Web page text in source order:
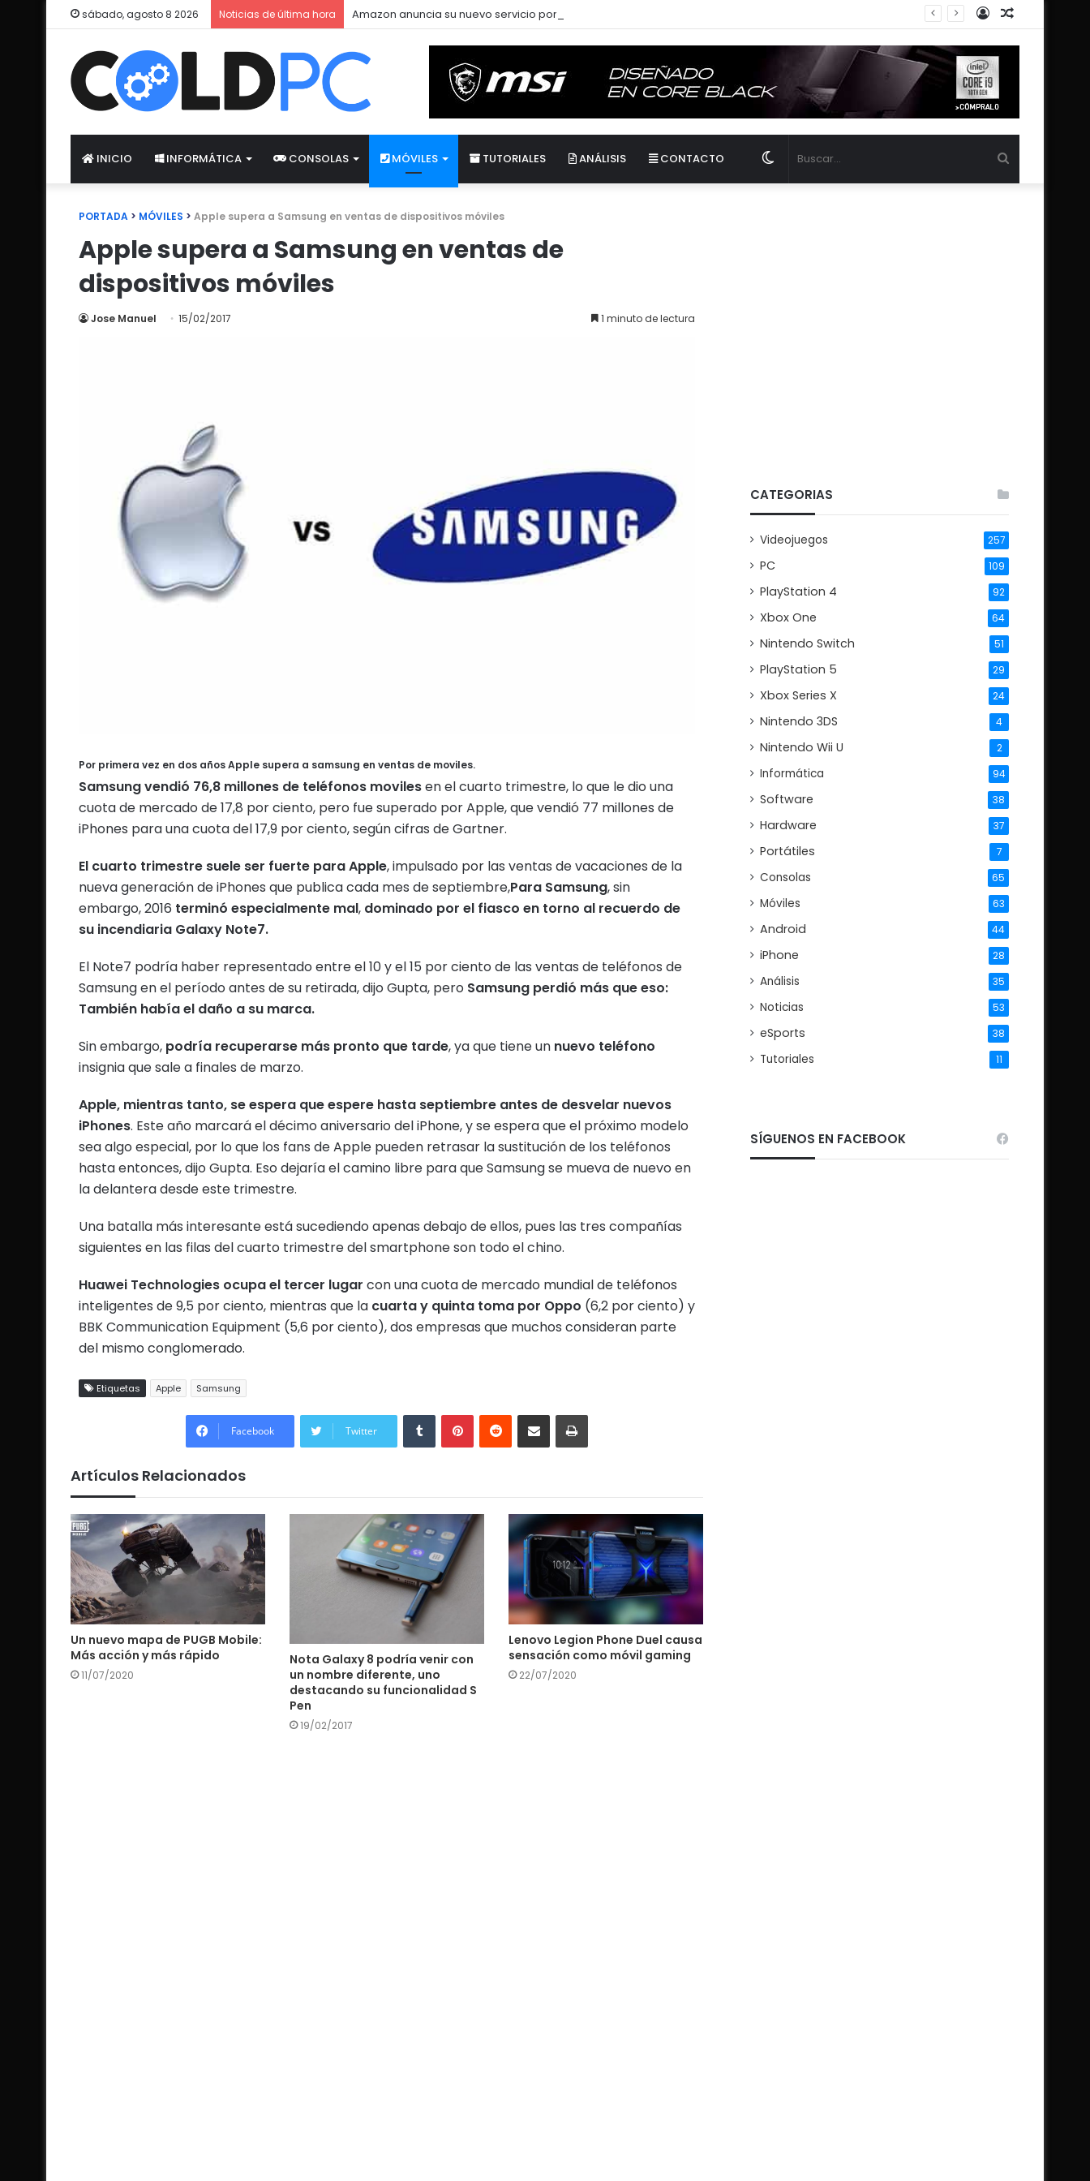
sábado, agosto 8 2026 Noticias de última hora Amazon anuncia su nuevo servicio por streaming para juegos llamado Luna
Publicación
al
Acceso
INICIO INFORMÁTICA CONSOLAS MÓVILES TUTORIALES ANÁLISIS CONTACTO Switch
PORTADA > MÓVILES > Apple supera a Samsung en ventas de dispositivos móviles
Apple supera a Samsung en ventas de
dispositivos móviles
Jose Manuel 15/02/2017 1 minuto de lectura
Por primera vez en dos años Apple supera a samsung en ventas de moviles.
Samsung vendió 76,8 millones de teléfonos movilesen el cuarto trimestre, lo que le dio una
cuota de mercado de 17,8 por ciento, pero fue superado por Apple, que vendió 77 millones de
iPhones para una cuota del 17,9 por ciento, según cifras de Gartner.
El cuarto trimestre suele ser fuerte para Apple, impulsado por las ventas de vacaciones de la
nueva generación de iPhones que publica cada mes de septiembre,Para Samsung, sin
embargo, 2016 terminó especialmente mal, dominado por el fiasco en torno al recuerdo de
su incendiaria Galaxy Note7.
El Note7 podría haber representado entre el 10 y el 15 por ciento de las ventas de teléfonos de
Samsung en el período antes de su retirada, dijo Gupta, pero Samsung perdió más que eso:
También había el daño a su marca.
Sin embargo, podría recuperarse más pronto que tarde, ya que tiene un nuevo teléfono
insignia que sale a finales de marzo.
Apple, mientras tanto, se espera que espere hasta septiembre antes de desvelar nuevos
iPhones. Este año marcará el décimo aniversario del iPhone, y se espera que el próximo modelo
sea algo especial, por lo que los fans de Apple pueden retrasar la sustitución de los teléfonos
hasta entonces, dijo Gupta. Eso dejaría el camino libre para que Samsung se mueva de nuevo en
la delantera desde este trimestre.
Una batalla más interesante está sucediendo apenas debajo de ellos, pues las tres compañías
siguientes en las filas del cuarto trimestre del smartphone son todo el chino.
Huawei Technologies ocupa el tercer lugar con una cuota de mercado mundial de teléfonos
inteligentes de 9,5 por ciento, mientras que la cuarta y quinta toma por Oppo (6,2 por ciento) y
BBK Communication Equipment (5,6 por ciento), dos empresas que muchos consideran parte
del mismo conglomerado.
Etiquetas Apple Samsung
Facebook Twitter
TumblrPinterestReddit Compartir por correo electrónicoImprimir
Artículos Relacionados
Un nuevo mapa de PUGB Mobile:
Más acción y más rápido
11/07/2020
Nota Galaxy 8 podría venir con
un nombre diferente, uno
destacando su funcionalidad S
Pen
19/02/2017
Lenovo Legion Phone Duel causa
sensación como móvil gaming
22/07/2020
CATEGORIAS
Videojuegos 257
PC 109
PlayStation 4 92
Xbox One 64
Nintendo Switch 51
PlayStation 5 29
Xbox Series X 24
Nintendo 3DS 4
Nintendo Wii U 2
Informática 94
Software 38
Hardware 37
Portátiles 7
Consolas 65
Móviles 63
Android 44
iPhone 28
Análisis 35
Noticias 53
eSports 38
Tutoriales 11
SÍGUENOS EN FACEBOOK